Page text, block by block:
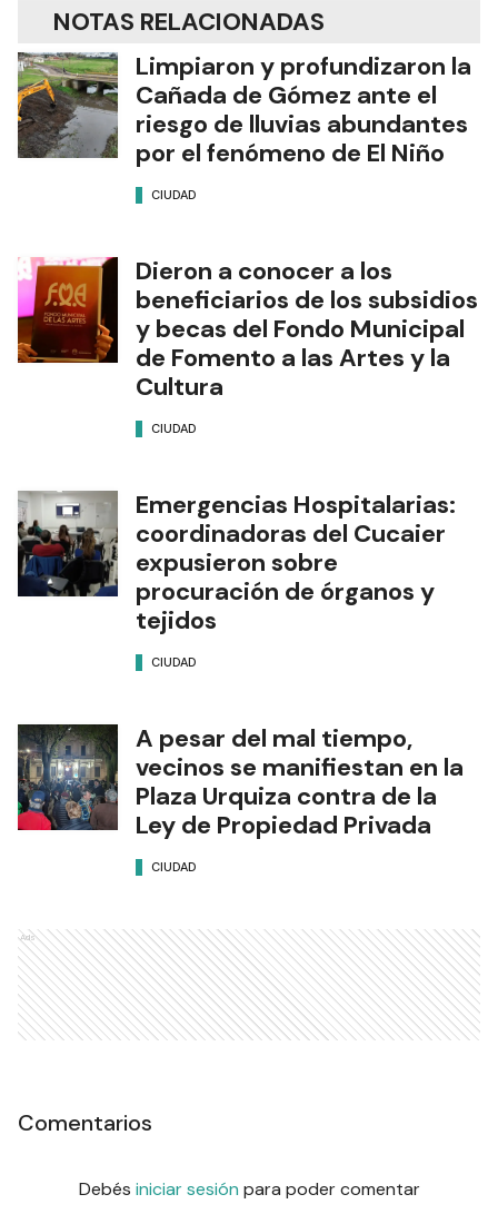
NOTAS RELACIONADAS
Limpiaron y profundizaron la
Cañada de Gómez ante el
riesgo de lluvias abundantes
por el fenómeno de El Niño
CIUDAD
Dieron a conocer a los
beneficiarios de los subsidios
y becas del Fondo Municipal
de Fomento a las Artes y la
Cultura
CIUDAD
Emergencias Hospitalarias:
coordinadoras del Cucaier
expusieron sobre
procuración de órganos y
tejidos
CIUDAD
A pesar del mal tiempo,
vecinos se manifiestan en la
Plaza Urquiza contra de la
Ley de Propiedad Privada
CIUDAD
Ads
Comentarios
Debés iniciar sesión para poder comentar